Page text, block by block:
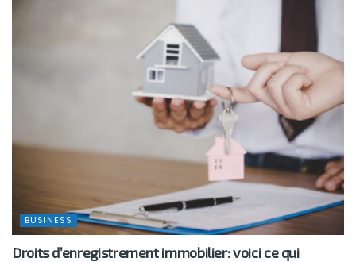
BUSINESS
Droits d’enregistrement immobilier: voici ce qui